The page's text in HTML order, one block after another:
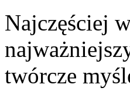
Najczęściej
twórcze